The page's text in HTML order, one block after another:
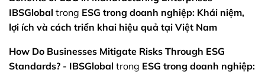
IBSGlobal trong ESG trong doanh nghiệp: Khái niệm,
lợi ích và cách triển khai hiệu quả tại Việt Nam
How Do Businesses Mitigate Risks Through ESG
Standards? - IBSGlobal trong ESG trong doanh nghiệp: